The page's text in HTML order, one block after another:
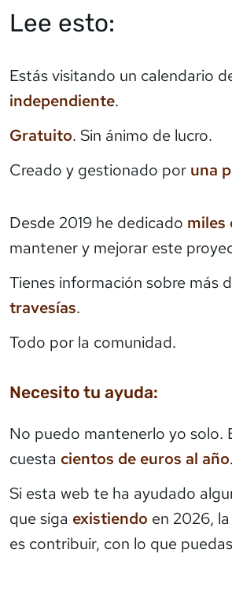
Lee esto:
Estás visitando un calendario
independiente.
Gratuito. Sin ánimo de lucro.
Creado y gestionado por una
Desde 2019 he dedicado miles
mantener y mejorar este
Tienes información sobre más
travesías.
Todo por la comunidad.
Necesito tu ayuda:
No puedo mantenerlo yo solo.
cuesta cientos de euros al año.
Si esta web te ha ayudado
que siga existiendo en 2026,
es contribuir, con lo que